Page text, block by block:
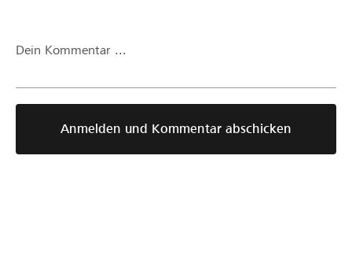
Dein Kommentar ...
Anmelden und Kommentar abschicken